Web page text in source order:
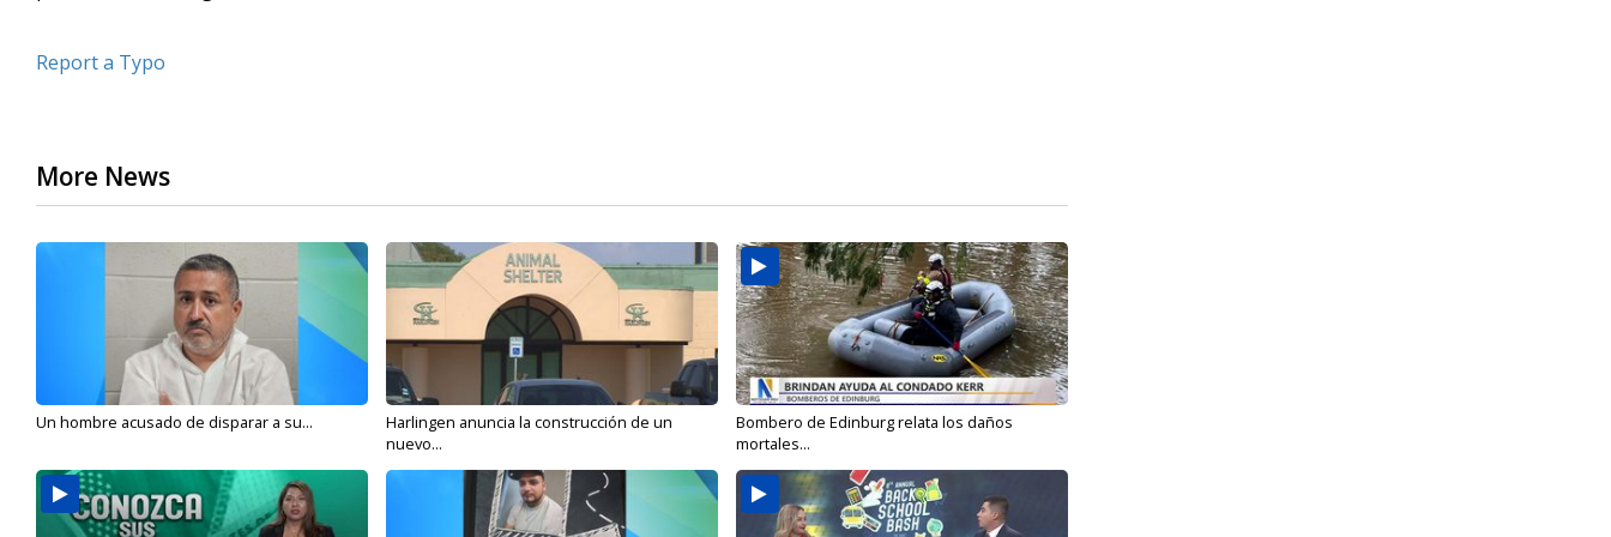
Report a Typo
More News
Un hombre acusado de disparar a su...
Harlingen anuncia la construcción de un
nuevo...
Bombero de Edinburg relata los daños
mortales...